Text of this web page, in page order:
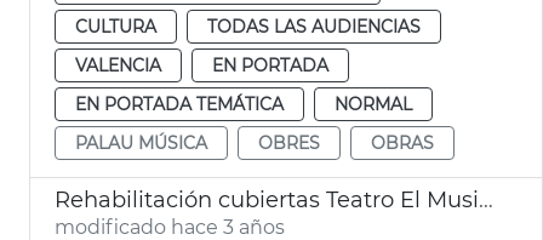
CULTURA
TODAS LAS AUDIENCIAS
VALENCIA
EN PORTADA
EN PORTADA TEMÁTICA
NORMAL
PALAU MÚSICA
OBRES OBRAS
Rehabilitación cubiertas Teatro El Musical
modificado hace 3 años